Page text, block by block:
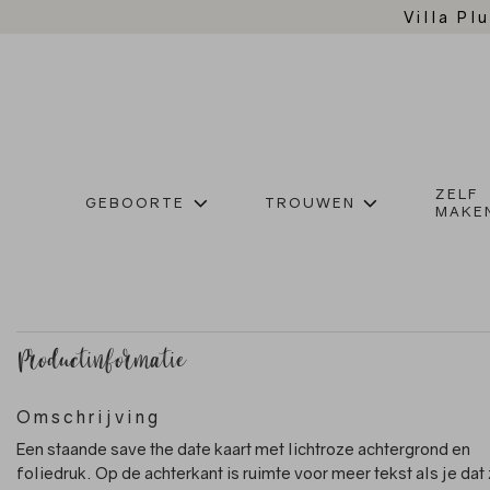
Villa
GEBOORTE TROUWEN
ZELF
Productinformatie
Omschrijving
Een staande save the date kaart met lichtroze achtergrond en
foliedruk. Op de achterkant is ruimte voor meer tekst als je dat